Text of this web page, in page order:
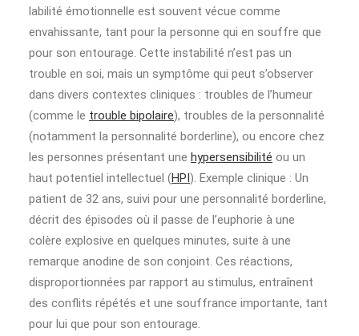
labilité émotionnelle est souvent vécue comme
envahissante, tant pour la personne qui en souffre que
pour son entourage. Cette instabilité n’est pas un
trouble en soi, mais un symptôme qui peut s’observer
dans divers contextes cliniques : troubles de l’humeur
(comme le trouble bipolaire), troubles de la personnalité
(notamment la personnalité borderline), ou encore chez
les personnes présentant une hypersensibilité ou un
haut potentiel intellectuel (HPI). Exemple clinique : Un
patient de 32 ans, suivi pour une personnalité borderline,
décrit des épisodes où il passe de l’euphorie à une
colère explosive en quelques minutes, suite à une
remarque anodine de son conjoint. Ces réactions,
disproportionnées par rapport au stimulus, entraînent
des conflits répétés et une souffrance importante, tant
pour lui que pour son entourage.